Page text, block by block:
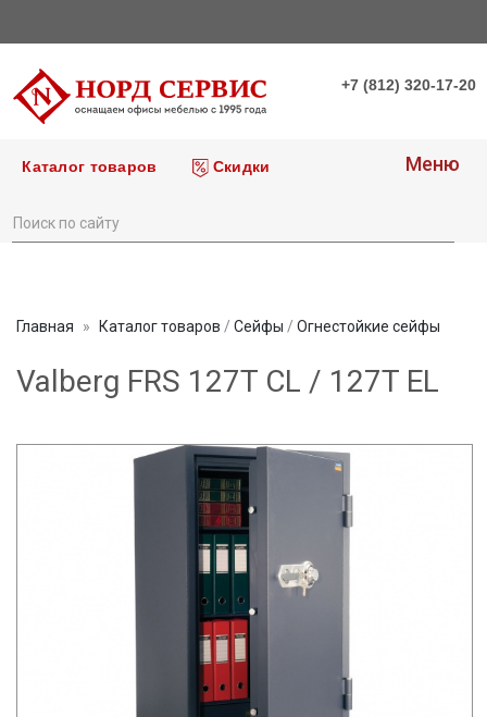
+7 (812) 320-17-20
Каталог товаров Скидки Меню
Главная Каталог товаров / Сейфы / Огнестойкие сейфы
Valberg FRS 127T CL / 127T EL